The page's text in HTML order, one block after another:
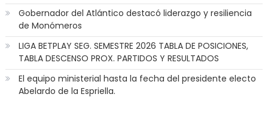
Gobernador del Atlántico destacó liderazgo y resiliencia
de Monómeros
LIGA BETPLAY SEG. SEMESTRE 2026 TABLA DE POSICIONES,
TABLA DESCENSO PROX. PARTIDOS Y RESULTADOS
El equipo ministerial hasta la fecha del presidente electo
Abelardo de la Espriella.